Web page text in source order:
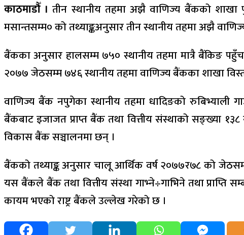
काठमाडौँ । तीन स्थानीय तहमा अझै वाणिज्य बैंकको शाखा
मसान्तसम्म० को तथ्याङ्कअनुसार तीन स्थानीय तहमा अझै
बैंकका अनुसार हालसम्म ७५० स्थानीय तहमा मात्रै बैंकिङ
२०७७ जेठसम्म ७४६ स्थानीय तहमा वाणिज्य बैंकका शाखा
वाणिज्य बैंक नपुगेका स्थानीय तहमा धादिङको रुबिभ्याली
बैंकबाट इजाजत प्राप्त बैंक तथा वित्तीय संस्थाको सङ्ख्या
विकास बैंक सञ्चालनमा छन् ।
बैंकको तथ्याङ्क अनुसार चालू आर्थिक वर्ष २०७७र७८ को जेठसम्म
यस बैंकले बैंक तथा वित्तीय संस्था गाभ्ने÷गाभिने तथा
कायम भएको राष्ट्र बैंकले उल्लेख गरेको छ ।